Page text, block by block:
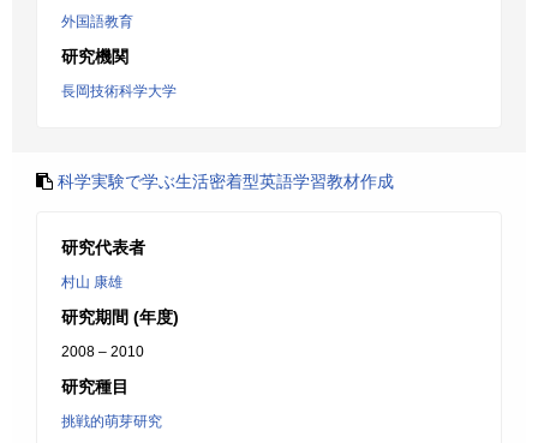
外国語教育
研究機関
長岡技術科学大学
科学実験で学ぶ生活密着型英語学習教材作成
研究代表者
村山 康雄
研究期間 (年度)
2008 – 2010
研究種目
挑戦的萌芽研究